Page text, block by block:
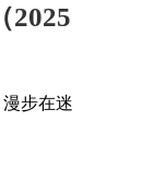
2025
步在迷